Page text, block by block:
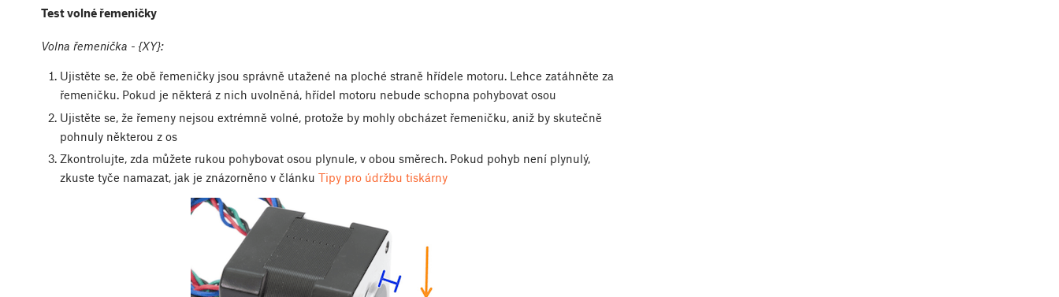
Test volné řemeničky
Volna řemenička - {XY}:
Ujistěte se, že obě řemeničky jsou správně utažené na ploché straně hřídele motoru. Lehce zatáhněte za
řemeničku. Pokud je některá z nich uvolněná, hřídel motoru nebude schopna pohybovat osou
Ujistěte se, že řemeny nejsou extrémně volné, protože by mohly obcházet řemeničku, aniž by skutečně
pohnuly některou z os
Zkontrolujte, zda můžete rukou pohybovat osou plynule, v obou směrech. Pokud pohyb není plynulý,
zkuste tyče namazat, jak je znázorněno v článku Tipy pro údržbu tiskárny